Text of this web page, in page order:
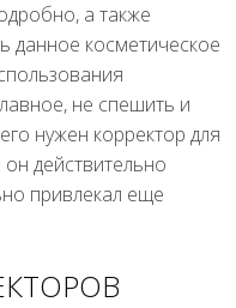
а также
данное косметическое
не спешить и
нужен корректор для
действительно
привлекал еще